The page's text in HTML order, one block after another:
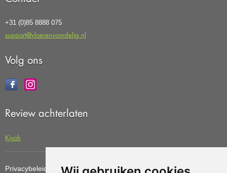
+31 (0)85 8888 075
support@vloerenvoordelig.nl
Volg ons
Review achterlaten
Kiyoh
Privacybeleid Cookiebeleid Update cookies preferences